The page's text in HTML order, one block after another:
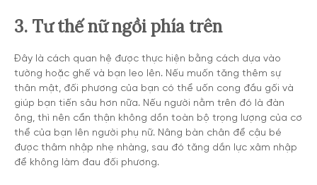
3. Tư thế nữ ngồi phía trên
Đây là cách quan hệ được thực hiện bằng cách dựa vào
tường hoặc ghế và bạn leo lên. Nếu muốn tăng thêm sự
thân mật, đối phương của bạn có thể uốn cong đầu gối và
giúp bạn tiến sâu hơn nữa. Nếu người nằm trên đó là đàn
ông, thì nên cẩn thận không dồn toàn bộ trọng lượng của cơ
thể của bạn lên người phụ nữ. Nâng bàn chân để cậu bé
được thâm nhập nhẹ nhàng, sau đó tăng dần lực xâm nhập
để không làm đau đối phương.